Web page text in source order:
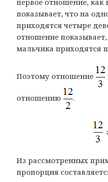
показывает, что на
приходятся четыре
отношение
мальчика приходятся
Поэтому отношение
отношению .
Из рассмотренных
пропорция